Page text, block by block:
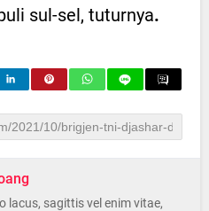
sul-sel, tuturnya.
lacus, sagittis vel enim vitae,